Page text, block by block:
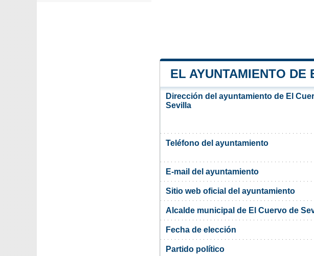
EL AYUNTAMIENTO
Dirección del ayuntamiento de El
Sevilla
Teléfono del ayuntamiento
E-mail del ayuntamiento
Sitio web oficial del ayuntamiento
Alcalde municipal de El Cuervo de
Fecha de elección
Partido político